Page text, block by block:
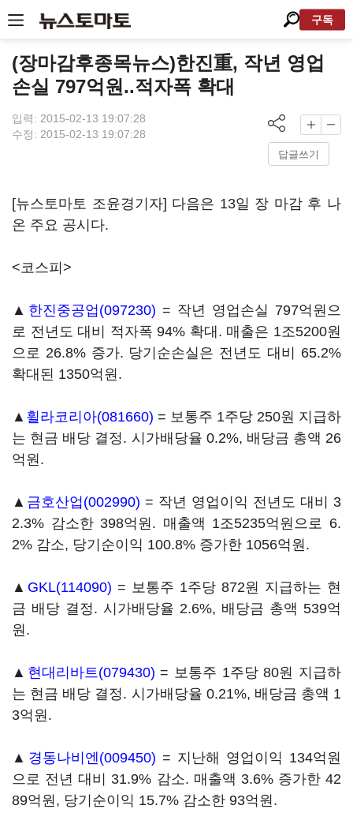
구독
(장마감후종목뉴스)한진重, 작년 영업
손실 797억원..적자폭 확대
입력: 2015-02-13 19:07:28
수정: 2015-02-13 19:07:28
답글쓰기
[뉴스토마토 조윤경기자] 다음은 13일 장 마감 후 나
온 주요 공시다.
<코스피>
▲ 한진중공업(097230) = 작년 영업손실 797억원으
로 전년도 대비 적자폭 94% 확대. 매출은 1조5200원
으로 26.8% 증가. 당기순손실은 전년도 대비 65.2%
확대된 1350억원.
▲ 휠라코리아(081660) = 보통주 1주당 250원 지급하
는 현금 배당 결정. 시가배당율 0.2%, 배당금 총액 26
억원.
▲ 금호산업(002990) = 작년 영업이익 전년도 대비 3
2.3% 감소한 398억원. 매출액 1조5235억원으로 6.
2% 감소, 당기순이익 100.8% 증가한 1056억원.
▲ GKL(114090) = 보통주 1주당 872원 지급하는 현
금 배당 결정. 시가배당율 2.6%, 배당금 총액 539억
원.
▲ 현대리바트(079430) = 보통주 1주당 80원 지급하
는 현금 배당 결정. 시가배당율 0.21%, 배당금 총액 1
3억원.
▲ 경동나비엔(009450) = 지난해 영업이익 134억원
으로 전년 대비 31.9% 감소. 매출액 3.6% 증가한 42
89억원, 당기순이익 15.7% 감소한 93억원.